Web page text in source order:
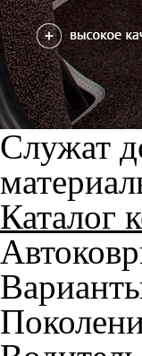
Служат
Каталог